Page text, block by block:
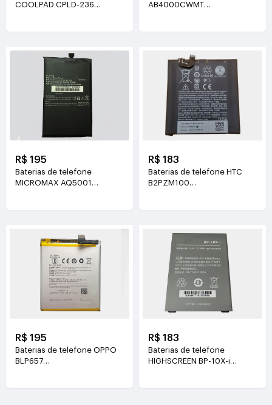
COOLPAD CPLD-236
AB4000CWMT
R$ 195
Baterias de telefone
MICROMAX AQ5001
R$ 183
Baterias de telefone HTC
B2PZM100
R$ 195
Baterias de telefone OPPO
BLP657
R$ 183
Baterias de telefone
HIGHSCREEN BP-10X-i